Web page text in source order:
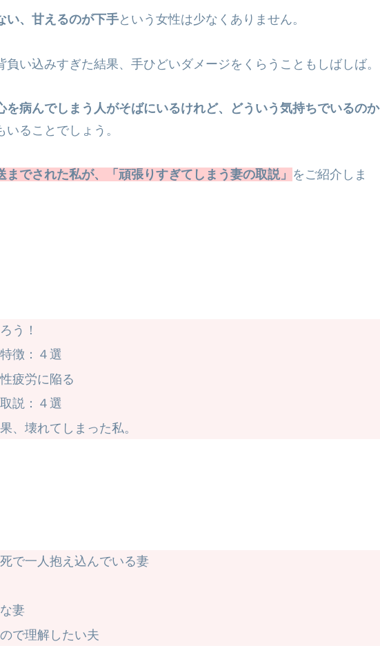
い、甘えるのが下手という女性は少なくありません。
い込みすぎた結果、手ひどいダメージをくらうこともしばしば。
を病んでしまう人がそばにいるけれど、どういう気持ちでいるのか
いることでしょう。
でされた私が、「頑張りすぎてしまう妻の取説」 をご紹介しま
う！
徴：４選
疲労に陥る
説：４選
、壊れてしまった私。
で一人抱え込んでいる妻
妻
で理解したい夫